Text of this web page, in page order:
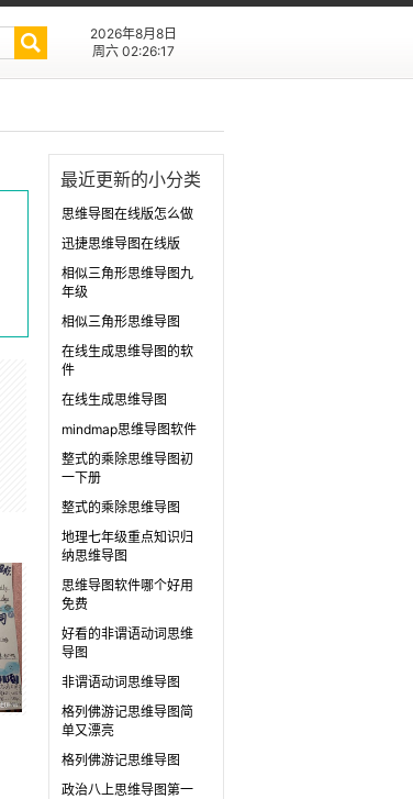
2026年8月8日
周六 02:26:17
最近更新的小分类
思维导图在线版怎么做
迅捷思维导图在线版
相似三角形思维导图九
年级
相似三角形思维导图
在线生成思维导图的软
件
在线生成思维导图
mindmap思维导图软件
整式的乘除思维导图初
一下册
整式的乘除思维导图
地理七年级重点知识归
纳思维导图
思维导图软件哪个好用
免费
好看的非谓语动词思维
导图
非谓语动词思维导图
格列佛游记思维导图简
单又漂亮
格列佛游记思维导图
政治八上思维导图第一